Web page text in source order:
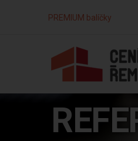
PREMIUM balíčky